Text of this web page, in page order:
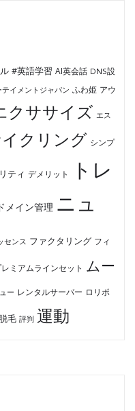
#英語学習 AI英会話 DNS設
イメントジャパン ふわ姫 アウ
クササイズ エス
クリング シンプ
ティ デメリット
トレ
ドメイン管理 ニュ
センス ファクタリング フィ
ミアムラインセット
ムー
ー レンタルサーバー ロリポ
脱毛 評判 運動